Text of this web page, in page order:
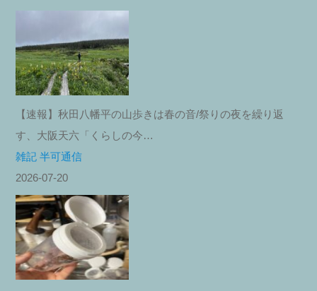
【速報】秋田八幡平の山歩きは春の音/祭りの夜を繰り返
す、大阪天六「くらしの今…
雑記 半可通信
2026-07-20